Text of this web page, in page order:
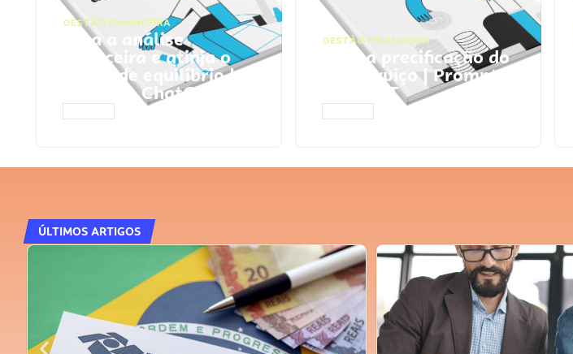
GESTÃO FINANCEIRA
Faça a análise
financeira e atinja o
ponto de equilíbrio |
Prompts ChatGPT
GESTÃO FINANCEIRA
Faça a precificação do
seu serviço | Prompts
ChatGPT
ÚLTIMOS ARTIGOS